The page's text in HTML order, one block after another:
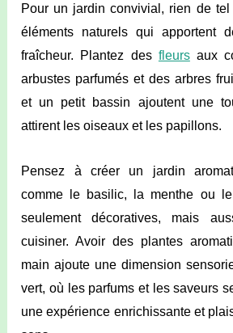
Pour un jardin convivial, rien de tel
éléments naturels qui
fraîcheur. Plantez des fleursaux
arbustes parfumés et des arbres
et un petit bassin ajoutent une
attirent les oiseaux et les papillons.
Pensez à créer un jardin
comme le basilic, la menthe ou
seulement décoratives, mais
cuisiner. Avoir des plantes
main ajoute une dimension
vert, où les parfums et les saveurs
une expérience enrichissante et